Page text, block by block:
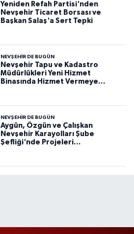
Yeniden Refah Partisi'nden
Nevşehir Ticaret Borsası ve
Başkan Salaş'a Sert Tepki
NEVŞEHIR DE BUGÜN
Nevşehir Tapu ve Kadastro
Müdürlükleri Yeni Hizmet
Binasında Hizmet Vermeye
NEVŞEHIR DE BUGÜN
Aygün, Özgün ve Çalışkan
Nevşehir Karayolları Şube
Şefliği'nde Projeleri